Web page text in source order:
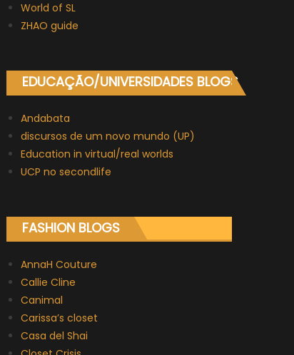
World of SL
ZHAO guide
EDUCAÇÃO/UNIVERSIDADES BLOGS
Andabata
discursos de um novo mundo (UP)
Education in virtual/real worlds
UCP no secondlife
FASHION BLOGS
AnnaH Couture
Callie Cline
Canimal
Carissa’s closet
Casa del Shai